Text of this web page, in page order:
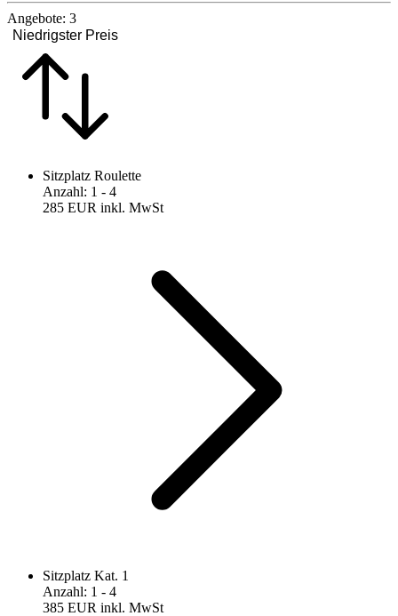
Angebote: 3
Niedrigster Preis
Sitzplatz Roulette
Anzahl: 1 - 4
285 EUR inkl. MwSt
Sitzplatz Kat. 1
Anzahl: 1 - 4
385 EUR inkl. MwSt